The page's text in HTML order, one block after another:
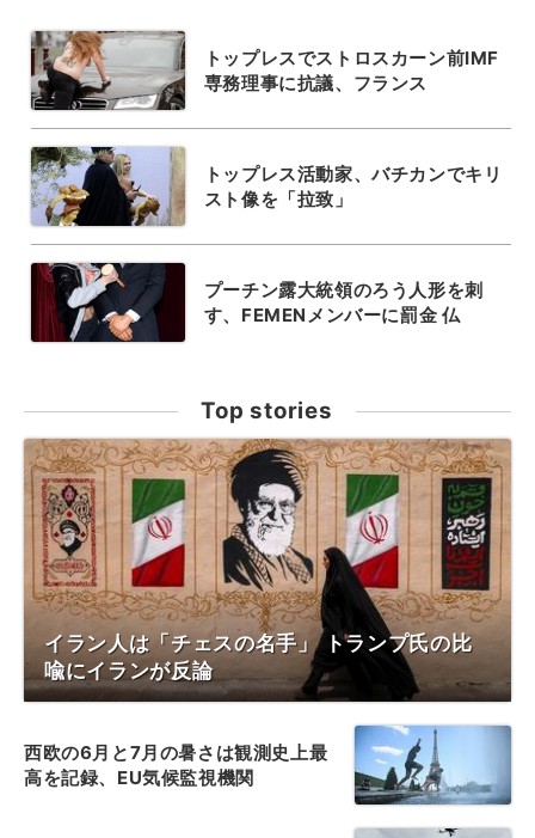
トップレスでストロスカーン前IMF
専務理事に抗議、フランス
トップレス活動家、バチカンでキリ
スト像を「拉致」
プーチン露大統領のろう人形を刺
す、FEMENメンバーに罰金 仏
Top stories
イラン人は「チェスの名手」 トランプ氏の比
喩にイランが反論
西欧の6月と7月の暑さは観測史上最
高を記録、EU気候監視機関